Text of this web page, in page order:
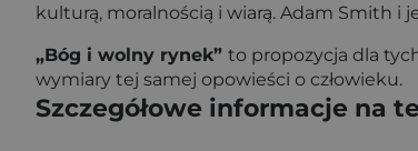
kulturą, moralnością i wiarą. Adam Smith i
„Bóg i wolny rynek” to propozycja dla
wymiary tej samej opowieści o człowieku.
Szczegółowe informacje na